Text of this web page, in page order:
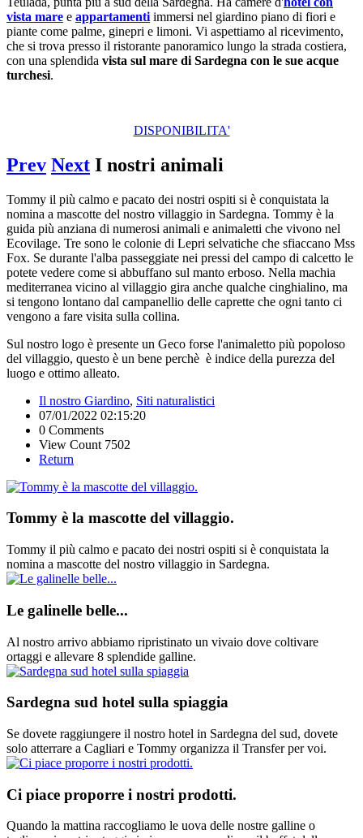
vista mare e appartamenti immersi nel giardino piano di fiori e
piante come palme, ginepri e limoni. Vi aspettiamo al ricevimento,
che si trova presso il ristorante panoramico lungo la strada costiera,
con una splendida vista sul mare di Sardegna con le sue acque
turchesi.
DISPONIBILITA'
Prev Next I nostri animali
Tommy il più calmo e pacato dei nostri ospiti si è conquistata la
nomina a mascotte del nostro villaggio in Sardegna. Tommy è la
guida più anziana di numerosi animali e animaletti che vivono nel
Ecovilage. Tre sono le colonie di Lepri selvatiche che sfiaccano Mss
Fox. Se durante l'alba passeggiate nei pressi del campo di calcetto le
potete vedere come si abbuffano sul manto erboso. Nella machia
mediterranea vicino al villaggio gira anche qualche cinghialino, ma
si tengono lontano dal campanellio delle caprette che ogni tanto ci
vengono a fare visita sulla collina.
Sul nostro logo è presente un Geco forse l'animaletto più popoloso
del villaggio, questo è un bene perchè è indice della purezza del
luogo e ottimo alleato.
Il nostro Giardino, Siti naturalistici
07/01/2022 02:15:20
0 Comments
View Count 7502
Return
Tommy è la mascotte del villaggio.
Tommy il più calmo e pacato dei nostri ospiti si è conquistata la
nomina a mascotte del nostro villaggio in Sardegna.
Le galinelle belle...
Al nostro arrivo abbiamo ripristinato un vivaio dove coltivare
ortaggi e allevare 8 splendide galline.
Sardegna sud hotel sulla spiaggia
Se dovete raggiungere il nostro hotel in Sardegna del sud, dovete
solo atterrare a Cagliari e Tommy organizza il Transfer per voi.
Ci piace proporre i nostri prodotti.
Quando la mattina raccogliamo le uova delle nostre galline o